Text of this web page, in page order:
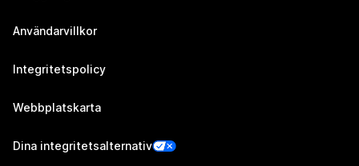
Användarvillkor
Integritetspolicy
Webbplatskarta
Dina integritetsalternativ